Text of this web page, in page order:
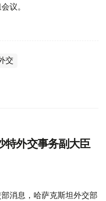
议。
交
特外交事务副大臣
消息，哈萨克斯坦外交部